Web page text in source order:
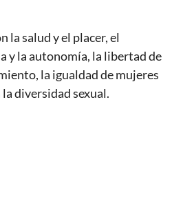
la salud y el placer, el
y la autonomía, la libertad de
la igualdad de mujeres
diversidad sexual.